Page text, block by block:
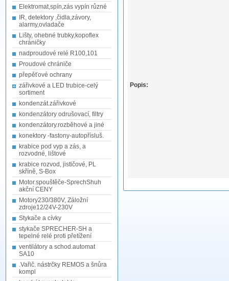
Elektromat,spín,zás vypín různé
IR, detektory ,čidla,závory,
alarmy,ovladače
Lišty, ohebné trubky,kopoflex
chráničky
nadproudové relé R100,101
Proudové chrániče
přepěťové ochrany
zářivkové a LED trubice-celý
sortiment
kondenzát.zářivkové
kondenzátory odrušovací, filtry
kondenzátory.rozběhové a jiné
konektory -fastony-autopřísluš.
krabice pod vyp a zás, a
rozvodné, lištové
krabice rozvod, jističové, PL
skříně, S-Box
Motor.spouštěče-SprechShuh
akční CENY
Motory230/380V, Záložní
zdroje12/24V-230V
Stykače a cívky
stykače SPRECHER-SH a
tepelné relé proti přetížení
ventilátory a schod.automat
SA10
.Vařič. nástrčky REMOS a šnůra
kompl
Popis: